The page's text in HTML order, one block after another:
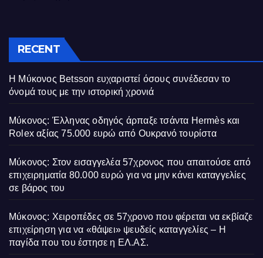
RECENT
Η Μύκονος Betsson ευχαριστεί όσους συνέδεσαν το
όνομά τους με την ιστορική χρονιά
Μύκονος: Έλληνας οδηγός άρπαξε τσάντα Hermès και
Rolex αξίας 75.000 ευρώ από Ουκρανό τουρίστα
Μύκονος: Στον εισαγγελέα 57χρονος που απαιτούσε από
επιχειρηματία 80.000 ευρώ για να μην κάνει καταγγελίες
σε βάρος του
Μύκονος: Χειροπέδες σε 57χρονο που φέρεται να εκβίαζε
επιχείρηση για να «θάψει» ψευδείς καταγγελίες – Η
παγίδα που του έστησε η ΕΛ.ΑΣ.